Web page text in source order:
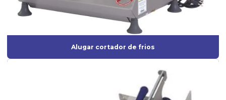
Alugar cortador de frios